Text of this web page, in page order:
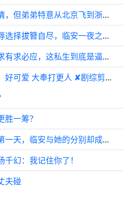
原本不想关注剧外的事情，但弟弟特意从北京飞到浙江与哥哥一起跨年……
平阳郡主，为了不被侮辱选择拔簪自尽，临安一夜之间长大
昨天杀青还在对粉丝要求有求必应，这私生到底是逼他了
许七安的萌宠灵龙登场，好可爱 大奉打更人 ✘剧综剪刀手
一筹？
平阳郡主死在了出逃的第一天，临安与她的分别却成了永别
幻：我记住你了！
夫碰